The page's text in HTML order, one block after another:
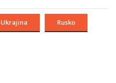
Ukrajina Rusko